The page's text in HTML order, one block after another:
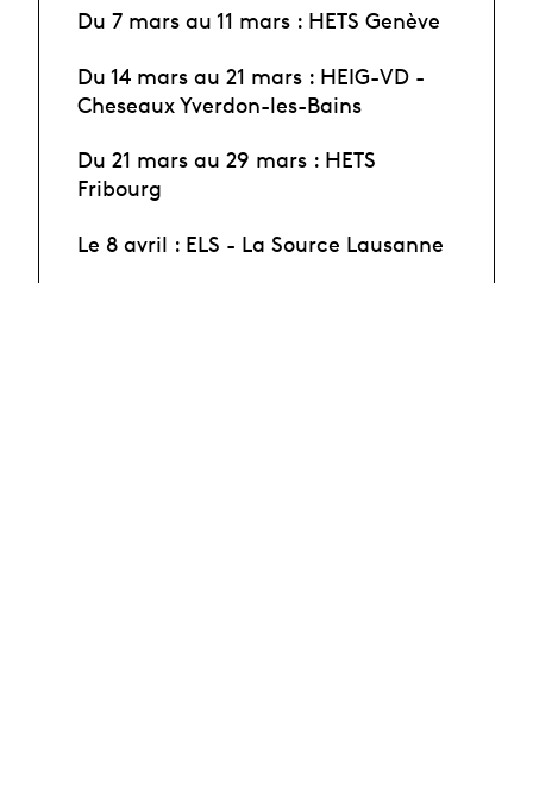
Du 7 mars au 11 mars : HETS Genève
Du 14 mars au 21 mars : HEIG-VD -
Cheseaux Yverdon-les-Bains
Du 21 mars au 29 mars : HETS
Fribourg
Le 8 avril : ELS - La Source Lausanne